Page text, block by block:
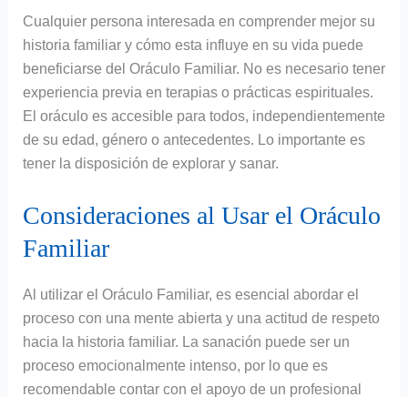
Cualquier persona interesada en comprender mejor su
historia familiar y cómo esta influye en su vida puede
beneficiarse del Oráculo Familiar. No es necesario tener
experiencia previa en terapias o prácticas espirituales.
El oráculo es accesible para todos, independientemente
de su edad, género o antecedentes. Lo importante es
tener la disposición de explorar y sanar.
Consideraciones al Usar el Oráculo
Familiar
Al utilizar el Oráculo Familiar, es esencial abordar el
proceso con una mente abierta y una actitud de respeto
hacia la historia familiar. La sanación puede ser un
proceso emocionalmente intenso, por lo que es
recomendable contar con el apoyo de un profesional